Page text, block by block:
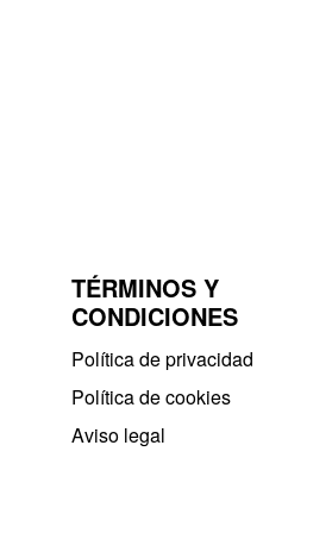
TÉRMINOS Y
CONDICIONES
Política de privacidad​
Política de cookies
Aviso legal